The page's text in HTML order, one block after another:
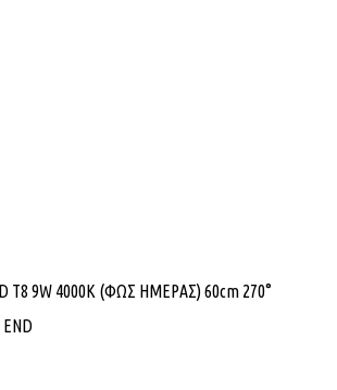
Τ8 9W 4000K (ΦΩΣ ΗΜΕΡΑΣ) 60cm 270°
END